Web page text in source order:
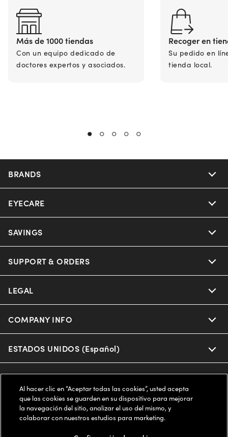
Más de 1000 tiendas
Con un equipo dedicado de
doctores expertos y asociados.
Recoger en
Su pedido en
tienda local.
BRANDS
Nuance Audio
Ray-Ban
Miu Miu
Prada
Michael Kors
Coach
EYECARE
Our Eyeglasses
Our Sunglasses
Eyewear Trends
Our Lenses
Schedule an Eye Exam
SAVINGS
Offers & Discount
Insurance
AARP Members
SUPPORT & ORDERS
Help Center
Online Order Status
Frame Advisor
Style Guide
LEGAL
Privacy Policy
Terms of Use
Notice of Financial Incentive
Independent Doctor's Notice
COMPANY INFO
About us
Accessibility
Our Flagship Stores
ESTADOS UNIDOS (Español)
Buy now, pay later with Klarna*, Affirm or Cash App Afterpay.
Learn More
Al hacer clic en “Aceptar todas las cookies”, usted acepta
que las cookies se guarden en su dispositivo para mejorar
la navegación del sitio, analizar el uso del mismo, y
colaborar con nuestros estudios para marketing.